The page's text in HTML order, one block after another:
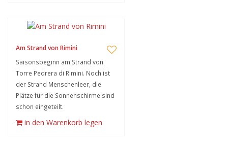
Am Strand von Rimini
Saisonsbeginn am Strand von
Torre Pedrera di Rimini. Noch ist
der Strand Menschenleer, die
Plätze für die Sonnenschirme sind
schon eingeteilt.
in den Warenkorb legen